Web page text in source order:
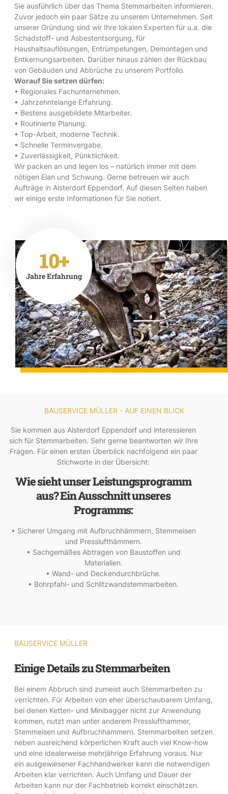
Sie ausführlich über das Thema Stemmarbeiten informieren.
Zuvor jedoch ein paar Sätze zu unserem Unternehmen. Seit
unserer Gründung sind wir Ihre lokalen Experten für u.a. die
Schadstoff- und Asbestentsorgung, für
Haushaltsauflösungen, Entrümpelungen, Demontagen und
Entkernungsarbeiten. Darüber hinaus zählen der Rückbau
von Gebäuden und Abbrüche zu unserem Portfolio.
Worauf Sie setzen dürfen:
• Regionales Fachunternehmen.
• Jahrzehntelange Erfahrung.
• Bestens ausgebildete Mitarbeiter.
• Routinierte Planung.
• Top-Arbeit, moderne Technik.
• Schnelle Terminvergabe.
• Zuverlässigkeit, Pünktlichkeit.
Wir packen an und legen los – natürlich immer mit dem
nötigen Elan und Schwung. Gerne betreuen wir auch
Aufträge in Alsterdorf Eppendorf. Auf diesen Seiten haben
wir einige erste Informationen für Sie notiert.
10+
Jahre Erfahrung
BAUSERVICE MÜLLER - AUF EINEN BLICK
Sie kommen aus Alsterdorf Eppendorf und interessieren
sich für Stemmarbeiten. Sehr gerne beantworten wir Ihre
Fragen. Für einen ersten Überblick nachfolgend ein paar
Stichworte in der Übersicht:
Wie sieht unser Leistungsprogramm
aus? Ein Ausschnitt unseres
Programms:
• Sicherer Umgang mit Aufbruchhämmern, Stemmeisen
und Presslufthämmern.
• Sachgemäßes Abtragen von Baustoffen und
Materialien.
• Wand- und Deckendurchbrüche.
• Bohrpfahl- und Schlitzwandstemmarbeiten.
BAUSERVICE MÜLLER
Einige Details zu Stemmarbeiten
Bei einem Abbruch sind zumeist auch Stemmarbeiten zu
verrichten. Für Arbeiten von eher überschaubarem Umfang,
bei denen Ketten- und Minibagger nicht zur Anwendung
kommen, nutzt man unter anderem Presslufthammer,
Stemmeisen und Aufbruchhammern. Stemmarbeiten setzen
neben ausreichend körperlichen Kraft auch viel Know-how
und eine idealerweise mehrjährige Erfahrung voraus. Nur
ein ausgewiesener Fachhandwerker kann die notwendigen
Arbeiten klar verrichten. Auch Umfang und Dauer der
Arbeiten kann nur der Fachbetrieb korrekt einschätzen.